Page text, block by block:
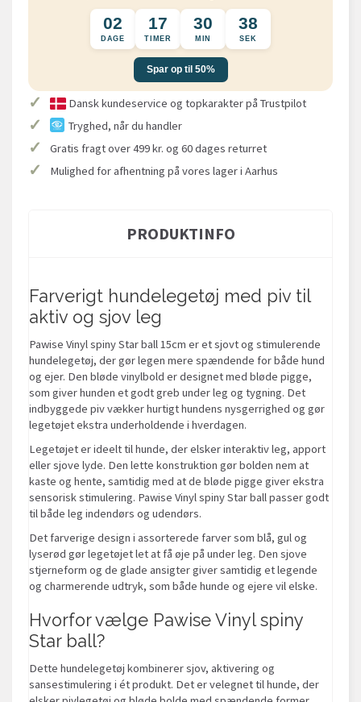
02
DAGE
17
TIMER
30
MIN
38
SEK
Spar op til 50%
✓ Dansk kundeservice og topkarakter på Trustpilot
✓ Tryghed, når du handler
✓ Gratis fragt over 499 kr. og 60 dages returret
✓ Mulighed for afhentning på vores lager i Aarhus
PRODUKTINFO
Farverigt hundelegetøj med piv til
aktiv og sjov leg
Pawise Vinyl spiny Star ball 15cm er et sjovt og stimulerende
hundelegetøj, der gør legen mere spændende for både hund
og ejer. Den bløde vinylbold er designet med bløde pigge,
som giver hunden et godt greb under leg og tygning. Det
indbyggede piv vækker hurtigt hundens nysgerrighed og gør
legetøjet ekstra underholdende i hverdagen.
Legetøjet er ideelt til hunde, der elsker interaktiv leg, apport
eller sjove lyde. Den lette konstruktion gør bolden nem at
kaste og hente, samtidig med at de bløde pigge giver ekstra
sensorisk stimulering. Pawise Vinyl spiny Star ball passer godt
til både leg indendørs og udendørs.
Det farverige design i assorterede farver som blå, gul og
lyserød gør legetøjet let at få øje på under leg. Den sjove
stjerneform og de glade ansigter giver samtidig et legende
og charmerende udtryk, som både hunde og ejere vil elske.
Hvorfor vælge Pawise Vinyl spiny
Star ball?
Dette hundelegetøj kombinerer sjov, aktivering og
sansestimulering i ét produkt. Det er velegnet til hunde, der